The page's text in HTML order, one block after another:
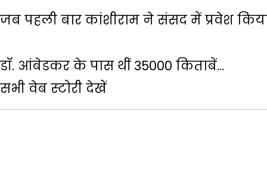
जब पहली बार कांशीराम ने संसद में प्रवेश
डॉ. आंबेडकर के पास थीं 35000 किताबें…
सभी वेब स्‍टोरी देखें